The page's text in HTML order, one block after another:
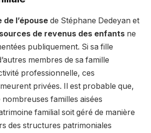
l’épouse de Stéphane Dedeyan et
sources de revenus des enfants ne
publiquement. Si sa fille
membres de sa famille
professionnelle, ces
privées. Il est probable que,
familles aisées
familial soit géré de manière
des structures patrimoniales